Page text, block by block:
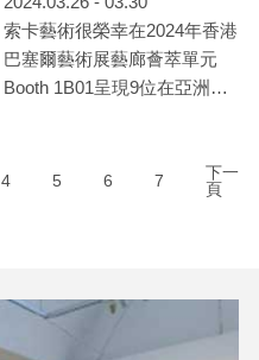
索卡藝術很榮幸在2024年香港
巴塞爾藝術展藝廊薈萃單元
Booth 1B01呈現9位在亞洲已
的精彩作品。參展藝術家包含
b.1983-），王依雅
（b.1989-），席時斌（Hsi
4 5 6 7
下一
頁